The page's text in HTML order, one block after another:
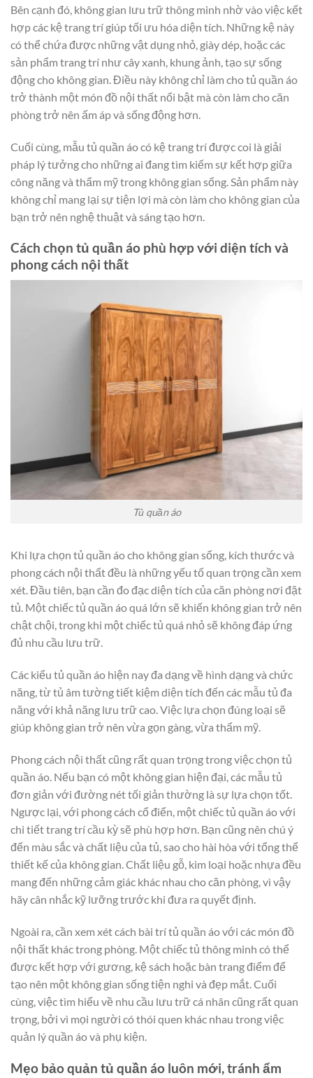
Bên cạnh đó, không gian lưu trữ thông minh nhờ vào việc kết
hợp các kệ trang trí giúp tối ưu hóa diện tích. Những kệ này
có thể chứa được những vật dụng nhỏ, giày dép, hoặc các
sản phẩm trang trí như cây xanh, khung ảnh, tạo sự sống
động cho không gian. Điều này không chỉ làm cho tủ quần áo
trở thành một món đồ nội thất nổi bật mà còn làm cho căn
phòng trở nên ấm áp và sống động hơn.
Cuối cùng, mẫu tủ quần áo có kệ trang trí được coi là giải
pháp lý tưởng cho những ai đang tìm kiếm sự kết hợp giữa
công năng và thẩm mỹ trong không gian sống. Sản phẩm này
không chỉ mang lại sự tiện lợi mà còn làm cho không gian của
bạn trở nên nghệ thuật và sáng tạo hơn.
Cách chọn tủ quần áo phù hợp với diện tích và
phong cách nội thất
Tủ quần áo
Khi lựa chọn tủ quần áo cho không gian sống, kích thước và
phong cách nội thất đều là những yếu tố quan trọng cần xem
xét. Đầu tiên, bạn cần đo đạc diện tích của căn phòng nơi đặt
tủ. Một chiếc tủ quần áo quá lớn sẽ khiến không gian trở nên
chật chội, trong khi một chiếc tủ quá nhỏ sẽ không đáp ứng
đủ nhu cầu lưu trữ.
Các kiểu tủ quần áo hiện nay đa dạng về hình dạng và chức
năng, từ tủ âm tường tiết kiệm diện tích đến các mẫu tủ đa
năng với khả năng lưu trữ cao. Việc lựa chọn đúng loại sẽ
giúp không gian trở nên vừa gọn gàng, vừa thẩm mỹ.
Phong cách nội thất cũng rất quan trọng trong việc chọn tủ
quần áo. Nếu bạn có một không gian hiện đại, các mẫu tủ
đơn giản với đường nét tối giản thường là sự lựa chọn tốt.
Ngược lại, với phong cách cổ điển, một chiếc tủ quần áo với
chi tiết trang trí cầu kỳ sẽ phù hợp hơn. Bạn cũng nên chú ý
đến màu sắc và chất liệu của tủ, sao cho hài hòa với tổng thể
thiết kế của không gian. Chất liệu gỗ, kim loại hoặc nhựa đều
mang đến những cảm giác khác nhau cho căn phòng, vì vậy
hãy cân nhắc kỹ lưỡng trước khi đưa ra quyết định.
Ngoài ra, cần xem xét cách bài trí tủ quần áo với các món đồ
nội thất khác trong phòng. Một chiếc tủ thông minh có thể
được kết hợp với gương, kệ sách hoặc bàn trang điểm để
tạo nên một không gian sống tiện nghi và đẹp mắt. Cuối
cùng, việc tìm hiểu về nhu cầu lưu trữ cá nhân cũng rất quan
trọng, bởi vì mọi người có thói quen khác nhau trong việc
quản lý quần áo và phụ kiện.
Mẹo bảo quản tủ quần áo luôn mới, tránh ẩm